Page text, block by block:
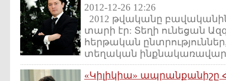
2012-12-26 12:26
2012 թվականը
տարի էր: Տեղի ունեցան
հերթական
տեղական
«Կիլիկիա» ապրանքանիշը